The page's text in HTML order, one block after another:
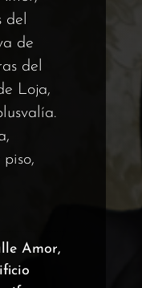
del
de
del
Loja,
Amor,